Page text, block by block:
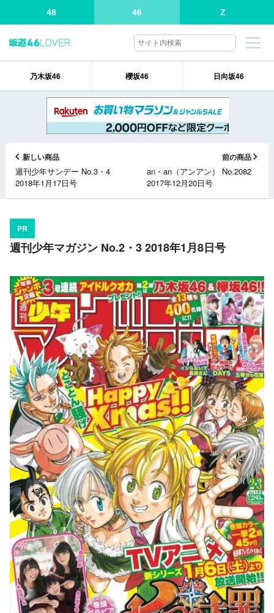
48 46 Z
乃木坂46 櫻坂46 日向坂46
新しい商品
週刊少年サンデー No.3・4
2018年1月17日号
前の商品
an・an（アンアン） No.2082
2017年12月20日号
PR
週刊少年マガジン No.2・3 2018年1月8日号